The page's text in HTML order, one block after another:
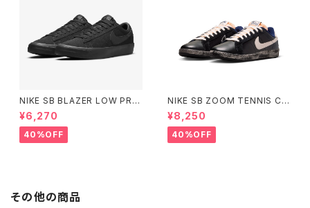
NIKE SB BLAZER LOW PRO
GT BLACK/BLACK ナイキエ
スビー ブレーザー ロー ブラッ
ク
¥6,270
40%OFF
NIKE SB ZOOM TENNIS CL
ASSIC QS "RASSVET" ナイ
キエスビー ズーム テニスクラシ
ック ラスベート Small Size
¥8,250
40%OFF
その他の商品